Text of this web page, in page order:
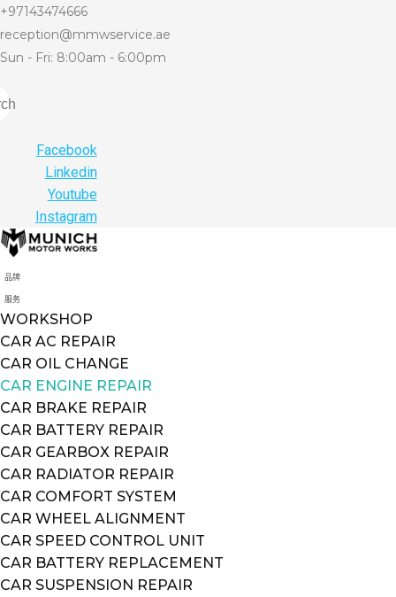
+97143474666
reception@mmwservice.ae
Sun - Fri: 8:00am - 6:00pm
Facebook
Linkedin
Youtube
Instagram
品牌
服务
WORKSHOP
CAR AC REPAIR
CAR OIL CHANGE
CAR ENGINE REPAIR
CAR BRAKE REPAIR
CAR BATTERY REPAIR
CAR GEARBOX REPAIR
CAR RADIATOR REPAIR
CAR COMFORT SYSTEM
CAR WHEEL ALIGNMENT
CAR SPEED CONTROL UNIT
CAR BATTERY REPLACEMENT
CAR SUSPENSION REPAIR